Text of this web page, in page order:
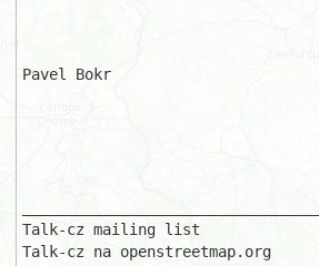
Pavel Bokr
Talk-cz mailing list